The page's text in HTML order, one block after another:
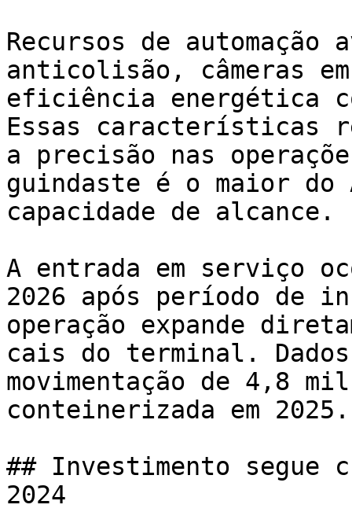
Recursos de automação
anticolisão, câmeras
eficiência energética
Essas características
a precisão nas
guindaste é o maior do
capacidade de alcance.
A entrada em serviço
2026 após período de
operação expande
cais do terminal.
movimentação de 4,8
conteinerizada em 2025.
## Investimento segue
2024